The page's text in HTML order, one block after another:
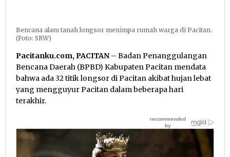
Bencana alam tanah longsor menimpa rumah warga di Pacitan.
(Foto: SRW)
Pacitanku.com, PACITAN – Badan Penanggulangan
Bencana Daerah (BPBD) Kabupaten Pacitan mendata
bahwa ada 32 titik longsor di Pacitan akibat hujan lebat
yang mengguyur Pacitan dalam beberapa hari
terakhir.